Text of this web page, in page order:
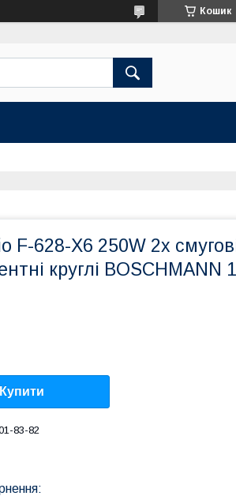
Кошик
F-628-X6 250W 2х
круглі BOSCHMANN
Купити
83-82